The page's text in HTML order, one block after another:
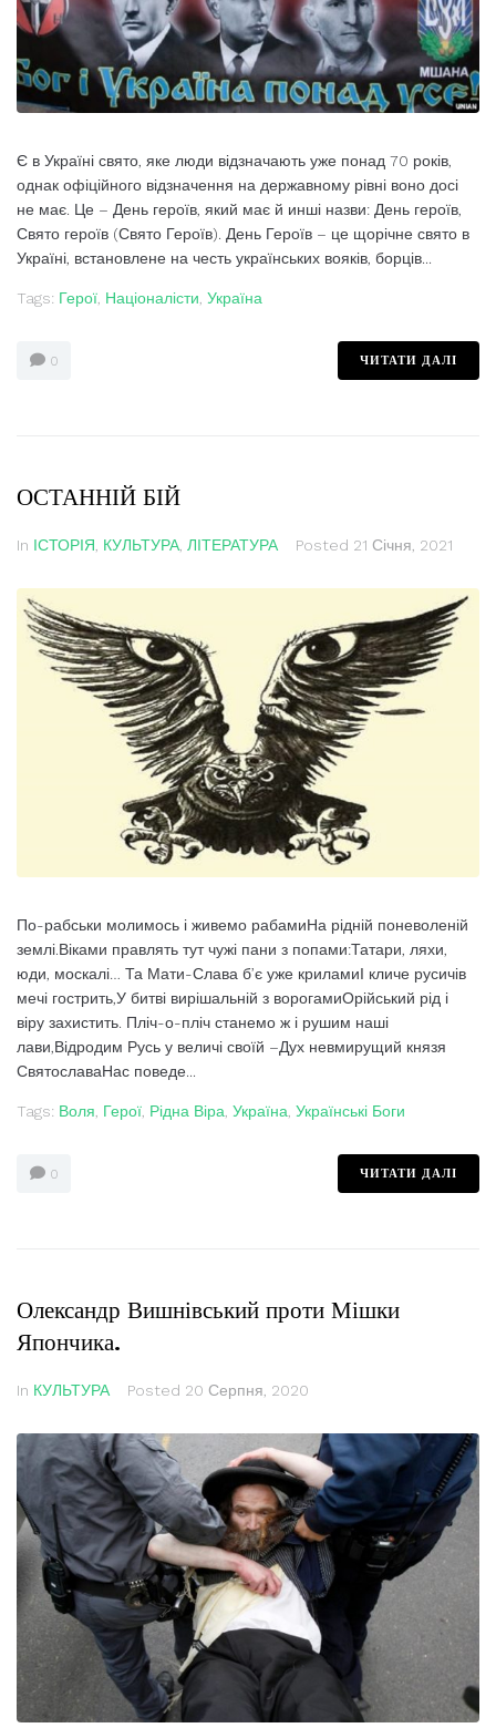
Є в Україні свято, яке люди відзначають уже понад 70 років,
однак офіційного відзначення на державному рівні воно досі
не має. Це – День героїв, який має й инші назви: День героїв,
Свято героїв (Свято Героїв). День Героїв – це щорічне свято в
Україні, встановлене на честь українських вояків, борців...
Tags: Герої Націоналісти Україна
0 ЧИТАТИ ДАЛІ
ОСТАННІЙ БІЙ
In ІСТОРІЯ КУЛЬТУРА ЛІТЕРАТУРА Posted 21 Січня, 2021
По-рабськи молимось і живемо рабамиНа рідній поневоленій
землі.Віками правлять тут чужі пани з попами:Татари, ляхи,
юди, москалі… Та Мати-Слава б’є уже криламиІ кличе русичів
мечі гострить,У битві вирішальній з ворогамиОрійський рід і
віру захистить. Пліч-о-пліч станемо ж і рушим наші
лави,Відродим Русь у величі своїй –Дух невмирущий князя
СвятославаНас поведе...
Tags: Воля Герої Рідна Віра Україна Українські Боги
0 ЧИТАТИ ДАЛІ
Олександр Вишнівський проти Мішки
Япончика.
In КУЛЬТУРА Posted 20 Серпня, 2020